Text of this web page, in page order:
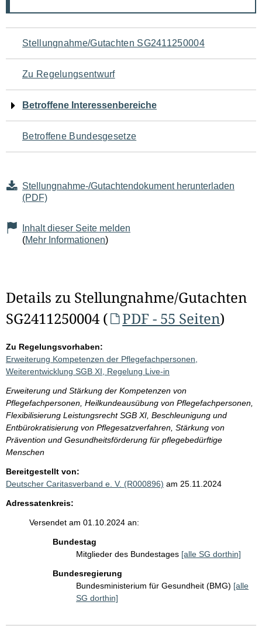
Navigation
für
den
Seiteninhalt
Stellungnahme/Gutachten SG2411250004
Zu Regelungsentwurf
Betroffene Interessenbereiche
Betroffene Bundesgesetze
Stellungnahme-/Gutachtendokument herunterladen
(PDF)
Inhalt dieser Seite melden
(Mehr Informationen)
Details zu Stellungnahme/Gutachten
SG2411250004 (
PDF - 55 Seiten)
Zu Regelungsvorhaben:
Erweiterung Kompetenzen der Pflegefachpersonen,
Weiterentwicklung SGB XI, Regelung Live-in
Erweiterung und Stärkung der Kompetenzen von
Pflegefachpersonen, Heilkundeausübung von Pflegefachpersonen,
Flexibilisierung Leistungsrecht SGB XI, Beschleunigung und
Entbürokratisierung von Pflegesatzverfahren, Stärkung von
Prävention und Gesundheitsförderung für pflegebedürftige
Menschen
Bereitgestellt von:
Deutscher Caritasverband e. V. (R000896) am 25.11.2024
Adressatenkreis:
Versendet am 01.10.2024 an:
Bundestag
Mitglieder des Bundestages [alle SG dorthin]
Bundesregierung
Bundesministerium für Gesundheit (BMG) [alle
SG dorthin]